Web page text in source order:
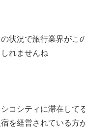
状況で旅行業界がこ
れませんね
コシティに滞在して
を経営されている方